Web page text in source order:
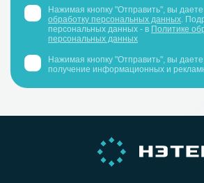
Нажимая кнопку "Отправить", вы даете
обработку персональных данных.
персональных данных - в Политике
персональных данных
Нажимая кнопку "Отправить", вы даете
получение информационных и